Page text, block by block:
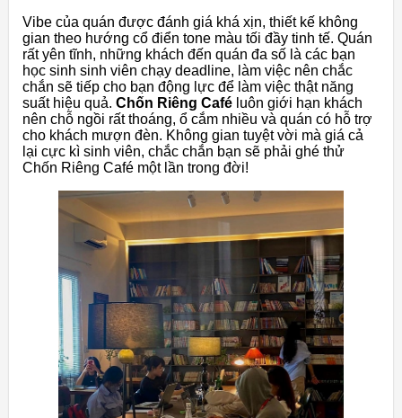
Vibe của quán được đánh giá khá xịn, thiết kế không
gian theo hướng cổ điển tone màu tối đầy tinh tế. Quán
rất yên tĩnh, những khách đến quán đa số là các bạn
học sinh sinh viên chạy deadline, làm việc nên chắc
chắn sẽ tiếp cho bạn động lực để làm việc thật năng
suất hiệu quả. Chốn Riêng Café luôn giới hạn khách
nên chỗ ngồi rất thoáng, ổ cắm nhiều và quán có hỗ trợ
cho khách mượn đèn. Không gian tuyệt vời mà giá cả
lại cực kì sinh viên, chắc chắn bạn sẽ phải ghé thử
Chốn Riêng Café một lần trong đời!